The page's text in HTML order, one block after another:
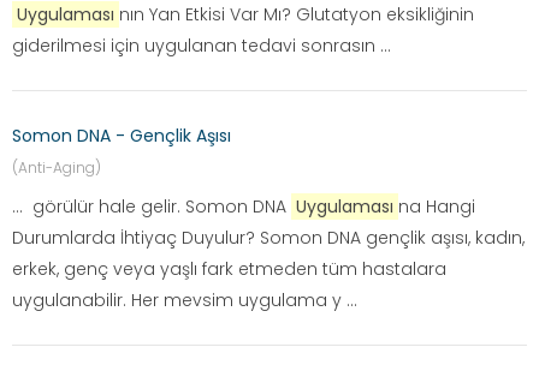
Uygulaması nın Yan Etkisi Var Mı? Glutatyon eksikliğinin
giderilmesi için uygulanan tedavi sonrasın ...
Somon DNA - Gençlik Aşısı
(Anti-Aging)
... görülür hale gelir. Somon DNA Uygulaması na Hangi
Durumlarda İhtiyaç Duyulur? Somon DNA gençlik aşısı, kadın,
erkek, genç veya yaşlı fark etmeden tüm hastalara
uygulanabilir. Her mevsim uygulama y ...